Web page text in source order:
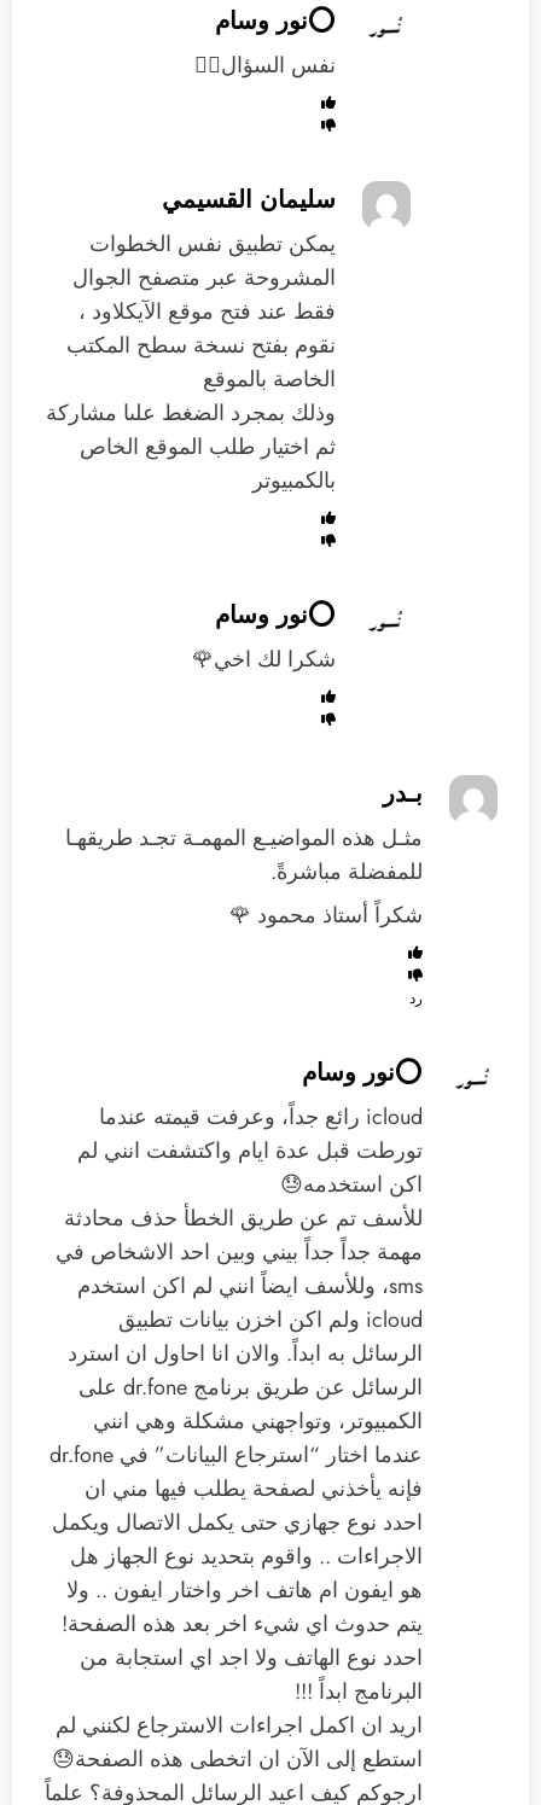
⭕️نور وسام
نفس السؤال👍🏻
سليمان القسيمي
يمكن تطبيق نفس الخطوات
المشروحة عبر متصفح الجوال
فقط عند فتح موقع الآيكلاود ،
نقوم بفتح نسخة سطح المكتب
الخاصة بالموقع
وذلك بمجرد الضغط علىا مشاركة
ثم اختيار طلب الموقع الخاص
بالكمبيوتر
⭕️نور وسام
شكرا لك اخي🌹
بـدر
مثـل هذه المواضيـع المهمـة تجـد طريقهـا
للمفضلة مباشرةً.
شكراً أستاذ محمود 🌹
رد
⭕️نور وسام
icloud رائع جداً، وعرفت قيمته عندما
تورطت قبل عدة ايام واكتشفت انني لم
اكن استخدمه😓
للأسف تم عن طريق الخطأ حذف محادثة
مهمة جداً جداً بيني وبين احد الاشخاص في
sms، وللأسف ايضاً انني لم اكن استخدم
icloud ولم اكن اخزن بيانات تطبيق
الرسائل به ابداً. والان انا احاول ان استرد
الرسائل عن طريق برنامج dr.fone على
الكمبيوتر، وتواجهني مشكلة وهي انني
عندما اختار “استرجاع البيانات” في dr.fone
فإنه يأخذني لصفحة يطلب فيها مني ان
احدد نوع جهازي حتى يكمل الاتصال ويكمل
الاجراءات .. واقوم بتحديد نوع الجهاز هل
هو ايفون ام هاتف اخر واختار ايفون .. ولا
يتم حدوث اي شيء اخر بعد هذه الصفحة!
احدد نوع الهاتف ولا اجد اي استجابة من
البرنامج ابداً !!!
اريد ان اكمل اجراءات الاسترجاع لكنني لم
استطع إلى الآن ان اتخطى هذه الصفحة😓
ارجوكم كيف اعيد الرسائل المحذوفة؟ علماً